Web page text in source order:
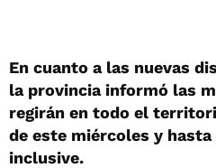
En cuanto a las nuevas
la provincia informó las
regirán en todo el
de este miércoles y hasta
inclusive.